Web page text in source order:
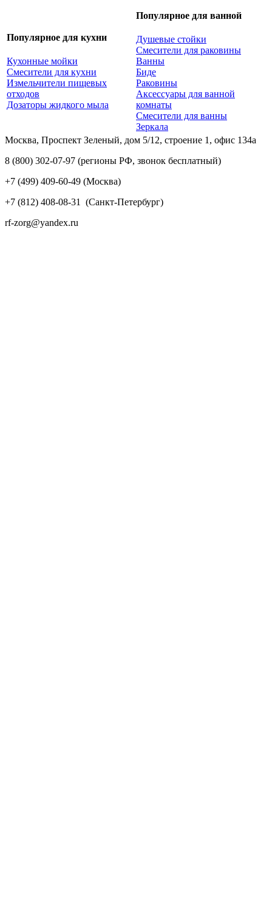
Популярное для кухни
Кухонные мойки
Смесители для кухни
Измельчители пищевых
отходов
Дозаторы жидкого мыла
Популярное для ванной
Душевые стойки
Смесители для раковины
Ванны
Биде
Раковины
Аксессуары для ванной
комнаты
Смесители для ванны
Зеркала
Москва, Проспект Зеленый, дом 5/12, строение 1, офис 134а
8 (800) 302-07-97 (регионы РФ, звонок бесплатный)
+7 (499) 409-60-49 (Москва)
+7 (812) 408-08-31 (Санкт-Петербург)
rf-zorg@yandex.ru